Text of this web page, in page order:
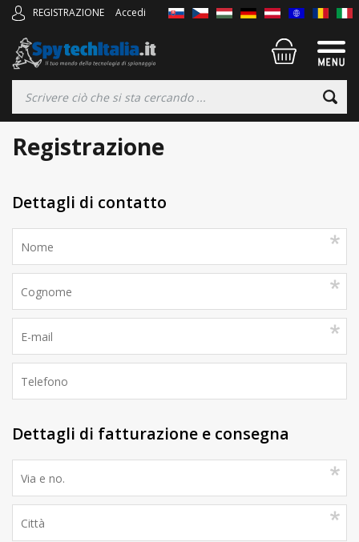
REGISTRAZIONE Accedi
Registrazione
Dettagli di contatto
Dettagli di fatturazione e consegna